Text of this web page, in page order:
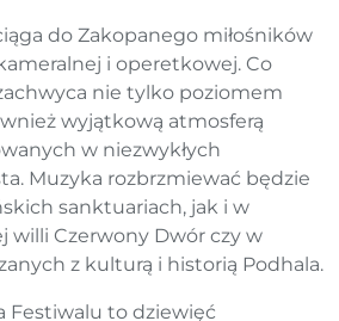
do Zakopanego miłośników
i operetkowej. Co
nie tylko poziomem
wyjątkową atmosferą
w niezwykłych
Muzyka rozbrzmiewać będzie
sanktuariach, jak i w
willi Czerwony Dwór czy w
z kulturą i historią Podhala.
Festiwalu to dziewięć